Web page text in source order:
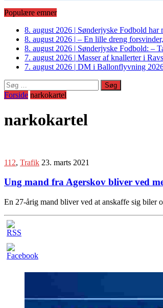
Populære emner
8. august 2026 | Sønderjyske Fodbold
8. august 2026 | – En lille dreng
8. august 2026 | Sønderjyske Fodbold: –
7. august 2026 | Masser af knallerter i
7. august 2026 | DM i Ballonflyvning
Søg
efter:
Forside narkokartel
narkokartel
112, Trafik 23. marts 2021
Ung mand fra Agerskov bliver ved
En 27-årig mand bliver ved at anskaffe sig